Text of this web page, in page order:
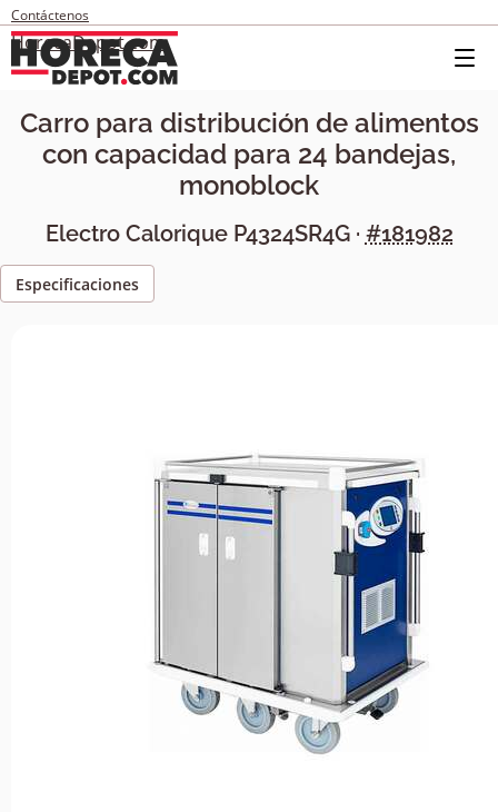
Contáctenos
HorecaDepot.com
Carro para distribución de alimentos
con capacidad para 24 bandejas,
monoblock
Electro Calorique P4324SR4G· #181982
Especificaciones